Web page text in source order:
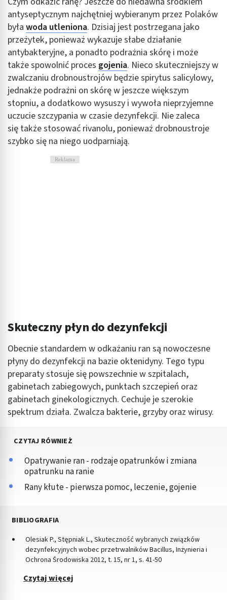
antyseptycznym najchętniej wybieranym przez Polaków
była woda utleniona. Dzisiaj jest postrzegana jako
przeżytek, ponieważ wykazuje słabe działanie
antybakteryjne, a ponadto podrażnia skórę i może
także spowolnić proces gojenia. Nieco skuteczniejszy w
zwalczaniu drobnoustrojów będzie spirytus salicylowy,
jednakże podrażni on skórę w jeszcze większym
stopniu, a dodatkowo wysuszy i wywoła nieprzyjemne
uczucie szczypania w czasie dezynfekcji. Nie zaleca
się także stosować rivanolu, ponieważ drobnoustroje
szybko się na niego uodparniają.
Reklama
Skuteczny płyn do dezynfekcji
Obecnie standardem w odkażaniu ran są nowoczesne
płyny do dezynfekcji na bazie oktenidyny. Tego typu
preparaty stosuje się powszechnie w szpitalach,
gabinetach zabiegowych, punktach szczepień oraz
gabinetach ginekologicznych. Cechuje je szerokie
spektrum działa. Zwalcza bakterie, grzyby oraz wirusy.
CZYTAJ RÓWNIEŻ
Opatrywanie ran - rodzaje opatrunków i zmiana
opatrunku na ranie
Rany kłute - pierwsza pomoc, leczenie, gojenie
BIBLIOGRAFIA
Olesiak P., Stępniak L., Skuteczność wybranych związków
dezynfekcyjnych wobec przetrwalników Bacillus, Inżynieria i
Ochrona Środowiska 2012, t. 15, nr 1, s. 41-50
Czytaj więcej
Wydajność (Performance)
Reklama / śledzenie